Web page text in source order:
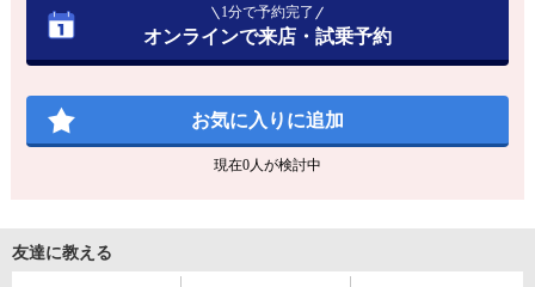
1分で予約完了
オンラインで来店・試乗予約
お気に入りに追加
現在0人が検討中
友達に教える